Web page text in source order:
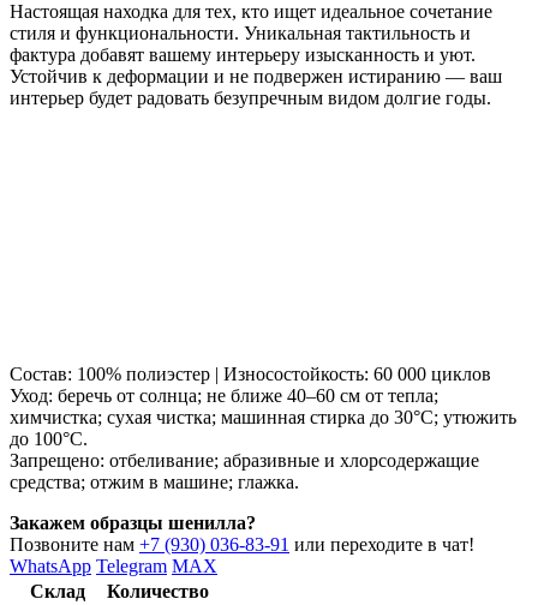
Настоящая находка для тех, кто ищет идеальное сочетание
стиля и функциональности. Уникальная тактильность и
фактура добавят вашему интерьеру изысканность и уют.
Устойчив к деформации и не подвержен истиранию — ваш
интерьер будет радовать безупречным видом долгие годы.
Состав: 100% полиэстер | Износостойкость: 60 000 циклов
Уход: беречь от солнца; не ближе 40–60 см от тепла;
химчистка; сухая чистка; машинная стирка до 30°C; утюжить
до 100°C.
Запрещено: отбеливание; абразивные и хлорсодержащие
средства; отжим в машине; глажка.
Закажем образцы шенилла?
Позвоните нам +7 (930) 036-83-91 или переходите в чат!
WhatsApp Telegram MAX
Склад
Количество